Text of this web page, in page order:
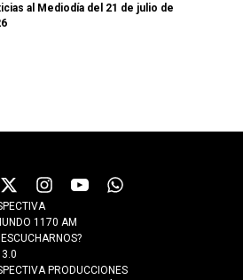
al Mediodía del 21 de julio de
1170 AM
3.0
PRODUCCIONES